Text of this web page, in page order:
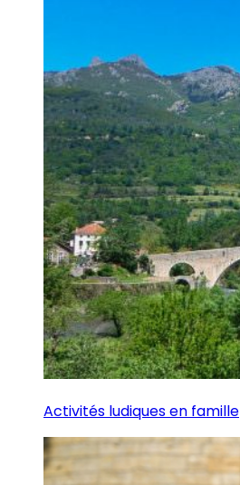
Activités ludiques en famille